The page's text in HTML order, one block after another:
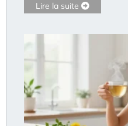
Lire la suite